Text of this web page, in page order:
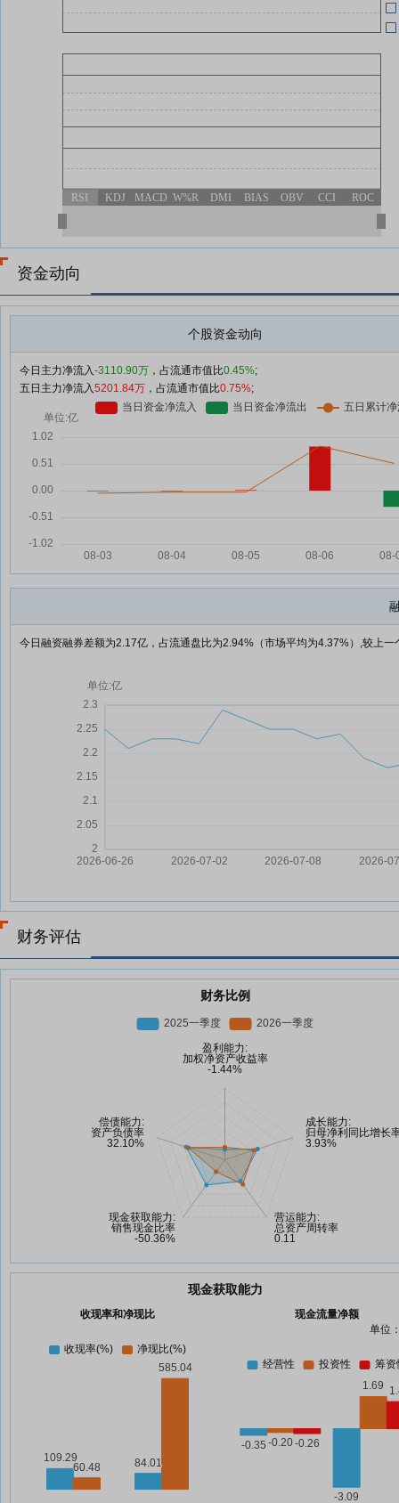
RSI KDJ MACD W%R DMI BIAS OBV CCI ROC
资金动向
个股资金动向
今日主力净流入-3110.90万 ，占流通市值比0.45%;
五日主力净流入5201.84万 ，占流通市值比0.75%;
今日融资融券差额为2.17亿，占流通盘比为2.94%（市场平均为4.37%）,较上一
财务评估
财务比例
现金获取能力
收现率和净现比
现金流量净额
单位